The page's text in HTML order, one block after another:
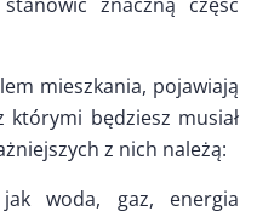
znaczną część
mieszkania, pojawiają
którymi będziesz musiał
z nich należą:
woda, gaz, energia